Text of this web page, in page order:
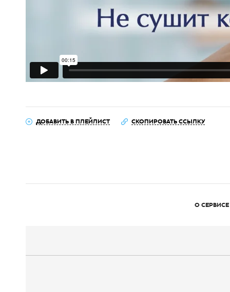
ДОБАВИТЬ В ПЛЕЙЛИСТ СКОПИРОВАТЬ ССЫЛКУ
О СЕРВИСЕ